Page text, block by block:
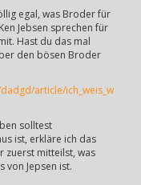
egal, was Broder für
Jebsen sprechen für
Hast du das mal
den bösen Broder
article/ich_weis_w
solltest
ist, erkläre ich das
zuerst mitteilst, was
von Jepsen ist.